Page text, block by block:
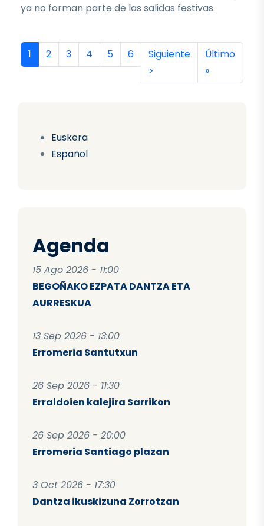
Euskera
Español
Agenda
15 Ago 2026 - 11:00
BEGOÑAKO EZPATA DANTZA ETA
AURRESKUA
13 Sep 2026 - 13:00
Erromeria Santutxun
26 Sep 2026 - 11:30
Erraldoien kalejira Sarrikon
26 Sep 2026 - 20:00
Erromeria Santiago plazan
3 Oct 2026 - 17:30
Dantza ikuskizuna Zorrotzan
ya no forman parte de las salidas festivas.
Paginación
Página actual
1 Página
2 Página
3 Página
4 Página
5 Página
6 Siguiente página
Siguiente
>
Última
Último
»